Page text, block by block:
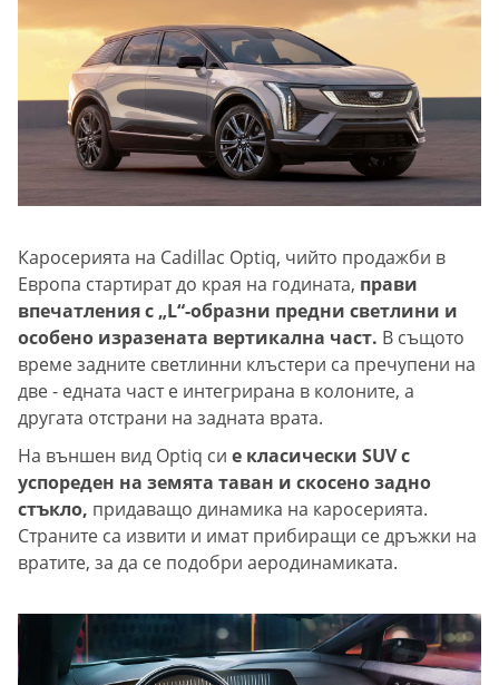
Каросерията на Cadillac Optiq, чийто продажби в
Европа стартират до края на годината, прави
впечатления с „L“-образни предни светлини и
особено изразената вертикална част. В същото
време задните светлинни клъстери са пречупени на
две - едната част е интегрирана в колоните, а
другата отстрани на задната врата.
На външен вид Optiq си е класически SUV с
успореден на земята таван и скосено задно
стъкло, придаващо динамика на каросерията.
Страните са извити и имат прибиращи се дръжки на
вратите, за да се подобри аеродинамиката.